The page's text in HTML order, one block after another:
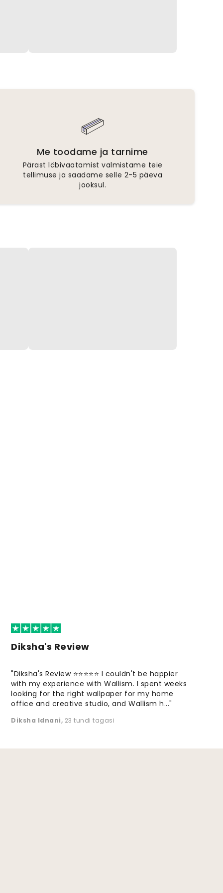
Me toodame ja tarnime
Pärast läbivaatamist valmistame teie
tellimuse ja saadame selle 2-5 päeva
jooksul.
Diksha's Review
"Diksha's Review ⭐⭐⭐⭐⭐ I couldn't be happier
with my experience with Wallism. I spent weeks
looking for the right wallpaper for my home
office and creative studio, and Wallism h..."
Diksha Idnani, 23 tundi tagasi